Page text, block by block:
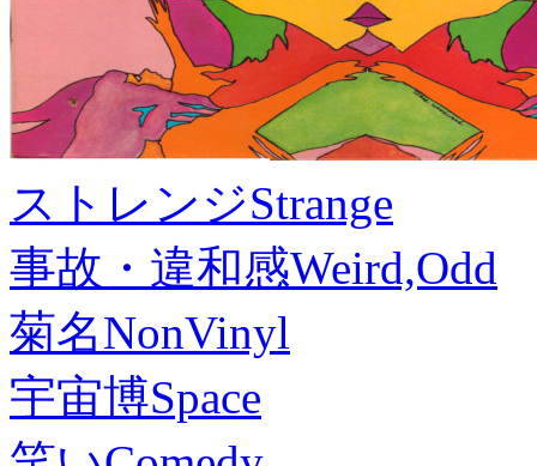
ストレンジStrange
事故・違和感Weird,Odd
菊名NonVinyl
宇宙博Space